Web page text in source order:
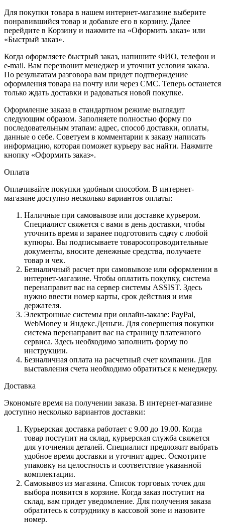
Для покупки товара в нашем интернет-магазине выберите
понравившийся товар и добавьте его в корзину. Далее
перейдите в Корзину и нажмите на «Оформить заказ» или
«Быстрый заказ».
Когда оформляете быстрый заказ, напишите ФИО, телефон и
e-mail. Вам перезвонит менеджер и уточнит условия заказа.
По результатам разговора вам придет подтверждение
оформления товара на почту или через СМС. Теперь останется
только ждать доставки и радоваться новой покупке.
Оформление заказа в стандартном режиме выглядит
следующим образом. Заполняете полностью форму по
последовательным этапам: адрес, способ доставки, оплаты,
данные о себе. Советуем в комментарии к заказу написать
информацию, которая поможет курьеру вас найти. Нажмите
кнопку «Оформить заказ».
Оплата
Оплачивайте покупки удобным способом. В интернет-
магазине доступно несколько вариантов оплаты:
Наличные при самовывозе или доставке курьером.
Специалист свяжется с вами в день доставки, чтобы
уточнить время и заранее подготовить сдачу с любой
купюры. Вы подписываете товаросопроводительные
документы, вносите денежные средства, получаете
товар и чек.
Безналичный расчет при самовывозе или оформлении в
интернет-магазине. Чтобы оплатить покупку, система
перенаправит вас на сервер системы ASSIST. Здесь
нужно ввести номер карты, срок действия и имя
держателя.
Электронные системы при онлайн-заказе: PayPal,
WebMoney и Яндекс.Деньги. Для совершения покупки
система перенаправит вас на страницу платежного
сервиса. Здесь необходимо заполнить форму по
инструкции.
Безналичная оплата на расчетный счет компании. Для
выставления счета необходимо обратиться к менеджеру.
Доставка
Экономьте время на получении заказа. В интернет-магазине
доступно несколько вариантов доставки:
Курьерская доставка работает с 9.00 до 19.00. Когда
товар поступит на склад, курьерская служба свяжется
для уточнения деталей. Специалист предложит выбрать
удобное время доставки и уточнит адрес. Осмотрите
упаковку на целостность и соответствие указанной
комплектации.
Самовывоз из магазина. Список торговых точек для
выбора появится в корзине. Когда заказ поступит на
склад, вам придет уведомление. Для получения заказа
обратитесь к сотруднику в кассовой зоне и назовите
номер.